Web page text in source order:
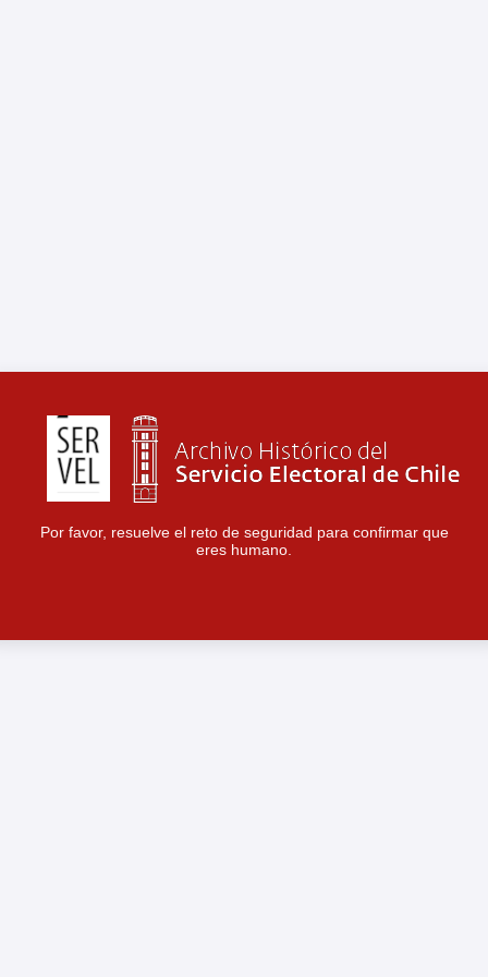
Por favor, resuelve el reto de seguridad para confirmar que
eres humano.